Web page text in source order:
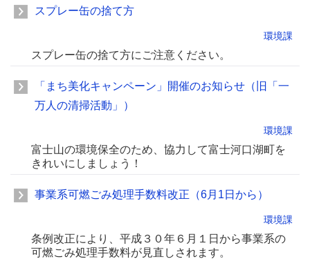
スプレー缶の捨て方
環境課
スプレー缶の捨て方にご注意ください。
「まち美化キャンペーン」開催のお知らせ（旧「一
万人の清掃活動」）
環境課
富士山の環境保全のため、協力して富士河口湖町を
きれいにしましょう！
事業系可燃ごみ処理手数料改正（6月1日から）
環境課
条例改正により、平成３０年６月１日から事業系の
可燃ごみ処理手数料が見直しされます。